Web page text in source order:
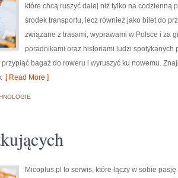
które chcą ruszyć dalej niż tylko na codzienną
środek transportu, lecz również jako bilet do
związane z trasami, wyprawami w Polsce i za
poradnikami oraz historiami ludzi spotykanych
przypiąć bagaż do roweru i wyruszyć ku nowemu.
[ Read More ]
Micoplus.pl to serwis, które łączy w sobie